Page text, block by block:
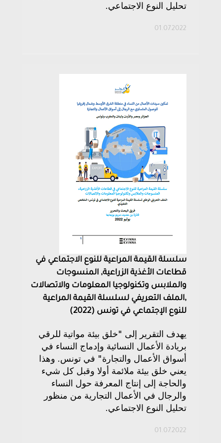
تحليل النوع الاجتماعي.
01.07.2022
سلسلة القيمة المراعية للنوع الاجتماعي في
قطاعات الأغذية الزراعية, المنسوجات
والملابس وتكنولوجيا المعلومات والاتصالات
,الملف التعريفي لسلسلة القيمة المراعية
للنوع الإجتماعي في تونس (2022)
يهدف التقرير إلى "خلق بيئة مواتية للرقي
بريادة الأعمال النسائية وإدماج النساء في
أسواق الأعمال والتجارة" في تونس. وهذا
يعني خلق بيئة ملائمة أولا وقبل كل شيء
والحاجة إلى إنتاج المعرفة حول النساء
والرجال في الأعمال التجارية من منظور
تحليل النوع الاجتماعي.
01.07.2022